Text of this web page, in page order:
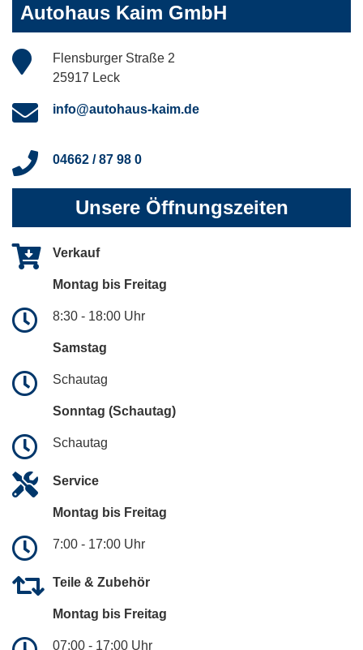
Autohaus Kaim GmbH
Flensburger Straße 2
25917 Leck
info@autohaus-kaim.de
04662 / 87 98 0
Unsere Öffnungszeiten
Verkauf
Montag bis Freitag
8:30 - 18:00 Uhr
Samstag
Schautag
Sonntag (Schautag)
Schautag
Service
Montag bis Freitag
7:00 - 17:00 Uhr
Teile & Zubehör
Montag bis Freitag
07:00 - 17:00 Uhr